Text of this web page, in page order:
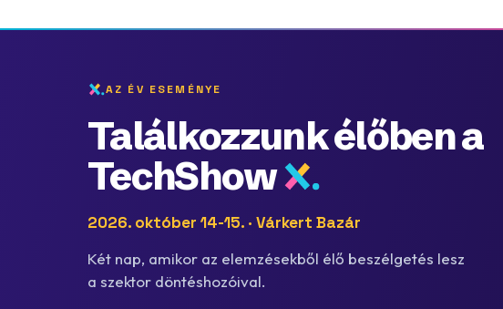
AZ ÉV ESEMÉNYE
Találkozzunk élőben a
TechShow
2026. október 14-15. · Várkert Bazár
Két nap, amikor az elemzésekből élő beszélgetés lesz
a szektor döntéshozóival.